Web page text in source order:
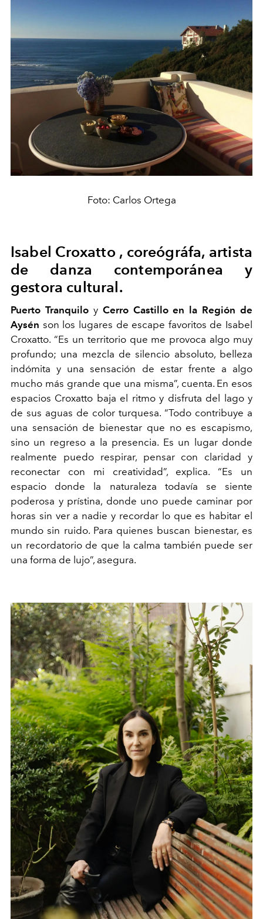
Foto: Carlos Ortega
Isabel Croxatto , coreógráfa, artista
de danza contemporánea y
gestora cultural.
Puerto Tranquiloy Cerro Castillo en la Región de
Aysén son los lugares de escape favoritos de Isabel
Croxatto. “Es un territorio que me provoca algo muy
profundo; una mezcla de silencio absoluto, belleza
indómita y una sensación de estar frente a algo
mucho más grande que una misma”, cuenta. En esos
espacios Croxatto baja el ritmo y disfruta del lago y
de sus aguas de color turquesa. “Todo contribuye a
una sensación de bienestar que no es escapismo,
sino un regreso a la presencia. Es un lugar donde
realmente puedo respirar, pensar con claridad y
reconectar con mi creatividad”, explica. “Es un
espacio donde la naturaleza todavía se siente
poderosa y prístina, donde uno puede caminar por
horas sin ver a nadie y recordar lo que es habitar el
mundo sin ruido. Para quienes buscan bienestar, es
un recordatorio de que la calma también puede ser
una forma de lujo”, asegura.